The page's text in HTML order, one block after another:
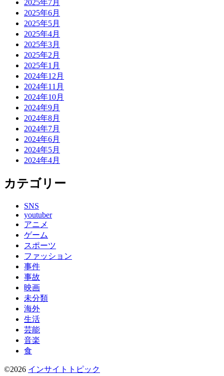
2025年7月
2025年6月
2025年5月
2025年4月
2025年3月
2025年2月
2025年1月
2024年12月
2024年11月
2024年10月
2024年9月
2024年8月
2024年7月
2024年6月
2024年5月
2024年4月
カテゴリー
SNS
youtuber
アニメ
ゲーム
スポーツ
ファッション
事件
事故
映画
未分類
海外
生活
芸能
音楽
食
©2026 インサイトトピック